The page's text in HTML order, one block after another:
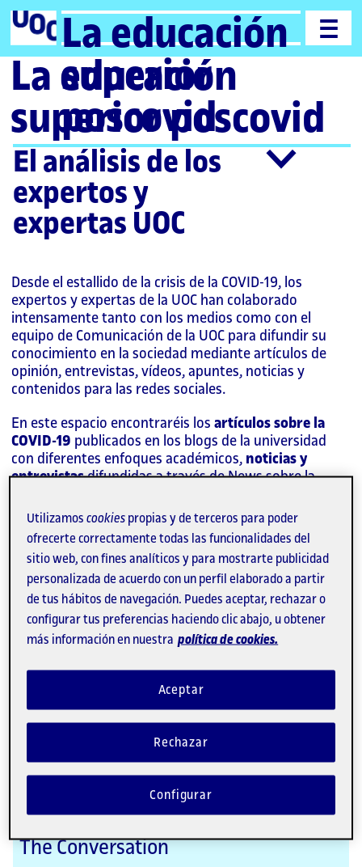
La educación
superior
poscovid
La educación
superior poscovid
El análisis de los
expertos y
expertas UOC
Desde el estallido de la crisis de la COVID-19, los
expertos y expertas de la UOC han colaborado
intensamente tanto con los medios como con el
equipo de Comunicación de la UOC para difundir su
conocimiento en la sociedad mediante artículos de
opinión, entrevistas, vídeos, apuntes, noticias y
contenidos para las redes sociales.
En este espacio encontraréis los artículos sobre la
COVID-19 publicados en los blogs de la universidad
con diferentes enfoques académicos, noticias y
entrevistasdifundidas a través deNewssobre la
piezas periodísticaspublicadas y emitidas en los
medios, todo con la participación de los
#expertosUOC.
"Hem badat de no mirar què
passava al Regne Unit amb la
variant Delta"
El enorme esfuerzo de dar y recibir
clases con mascarilla ha marcado el
curso escolar
The Conversation
Utilizamoscookies propias y de terceros para poder
ofrecerte correctamente todas las funcionalidades del
sitio web, con fines analíticos y para mostrarte publicidad
personalizada de acuerdo con un perfil elaborado a partir
de tus hábitos de navegación. Puedes aceptar, rechazar o
configurar tus preferencias haciendo clic abajo, u obtener
más información en nuestra política de cookies.
Rechazar
Aceptar
Configurar